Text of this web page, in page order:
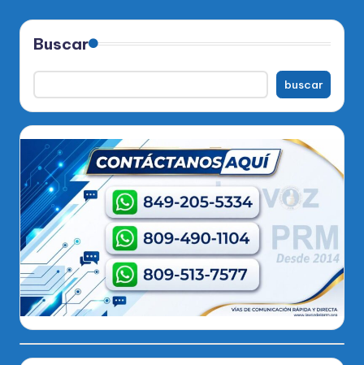
de
entradas
Buscar
buscar